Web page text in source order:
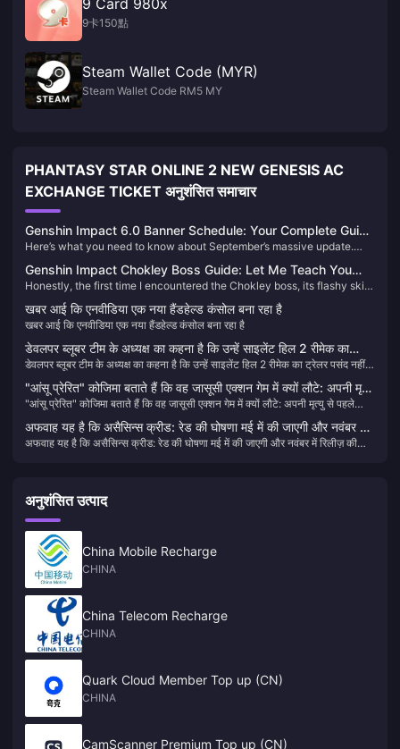
9卡150點
Steam Wallet Code (MYR)
Steam Wallet Code RM5 MY
PHANTASY STAR ONLINE 2 NEW GENESIS AC
EXCHANGE TICKET अनुशंसित समाचार
Genshin Impact 6.0 Banner Schedule: Your Complete Guide
to Flins, Lauma & Aino
Here’s what you need to know about September’s massive update.
characters that’ll shake up the meta. We’re talking Flins (5-star
Electro), Lauma (5-star Dendro), and Aino (4-star Hydro) – plus some
seriously anticipated reruns. After digging through the leaked data and
official announcements, here’s everything you need to plan your pulls.
Genshin Impact Chokley Boss Guide: Let Me Teach You
How to Defeat This Sweet Monster Flawlessly
Honestly, the first time I encountered the Chokley boss, its flashy skills
completely overwhelmed me. But after repeated research and
practical testing, I found that while this guy seems complex, once you
master the right strategy, defeating it isn't that difficult at all.
खबर आई कि एनवीडिया एक नया हैंडहेल्ड कंसोल बना रहा है
खबर आई कि एनवीडिया एक नया हैंडहेल्ड कंसोल बना रहा है
डेवलपर ब्लूबर टीम के अध्यक्ष का कहना है कि उन्हें साइलेंट हिल 2 रीमेक का
ट्रेलर पसंद नहीं आया
डेवलपर ब्लूबर टीम के अध्यक्ष का कहना है कि उन्हें साइलेंट हिल 2 रीमेक का ट्रेलर पसंद नहीं
"आंसू प्रेरित" कोजिमा बताते हैं कि वह जासूसी एक्शन गेम में क्यों लौटे: अपनी मृत्यु
से पहले खिलाड़ियों की उम्मीदों पर प्रतिक्रिया देना
"आंसू प्रेरित" कोजिमा बताते हैं कि वह जासूसी एक्शन गेम में क्यों लौटे: अपनी मृत्यु से पहले
खिलाड़ियों की उम्मीदों पर प्रतिक्रिया देना
अफवाह यह है कि असैसिन्स क्रीड: रेड की घोषणा मई में की जाएगी और नवंबर में
रिलीज़ की जाएगी
अफवाह यह है कि असैसिन्स क्रीड: रेड की घोषणा मई में की जाएगी और नवंबर में रिलीज़ की
अनुशंसित उत्पाद
China Mobile Recharge
CHINA
China Telecom Recharge
CHINA
Quark Cloud Member Top up (CN)
CHINA
CamScanner Premium Top up (CN)